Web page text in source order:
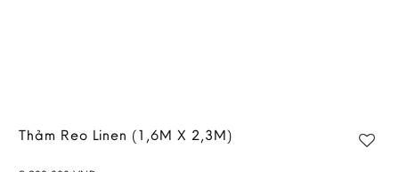
Thảm Reo Linen (1,6M X 2,3M)